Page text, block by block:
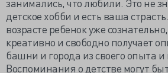
детское хобби и есть ваша
возрасте ребенок уже
креативно и свободно получает
башни и города из своего опыта и
Воспоминания о детстве могут